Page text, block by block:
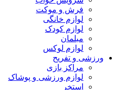
فرش و موکت
لوازم خانگی
لوازم کودک
مبلمان
لوازم لوکس
ورزشی و تفریح
مراکز بازی
لوازم ورزشی و پوشاک
استخر